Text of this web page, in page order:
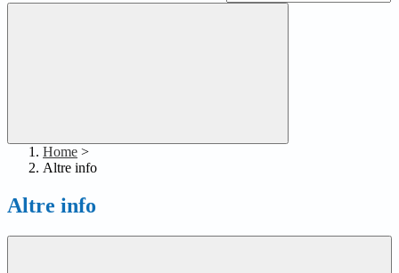
Home >
Altre info
Altre info